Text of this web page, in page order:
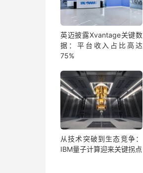
英迈披露Xvantage关键数
据：平台收入占比高达
75%
从技术突破到生态竞争：
IBM量子计算迎来关键拐点